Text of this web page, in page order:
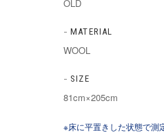
OLD
MATERIAL
WOOL
SIZE
81cm×205cm
※床に平置きした状態で測